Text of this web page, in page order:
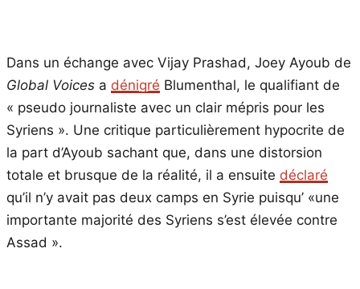
Dans un échange avec Vijay Prashad, Joey Ayoub de
Global Voices a dénigré Blumenthal, le qualifiant de
« pseudo journaliste avec un clair mépris pour les
Syriens ». Une critique particulièrement hypocrite de
la part d’Ayoub sachant que, dans une distorsion
totale et brusque de la réalité, il a ensuite déclaré
qu’il n’y avait pas deux camps en Syrie puisqu’ «une
importante majorité des Syriens s’est élevée contre
Assad ».